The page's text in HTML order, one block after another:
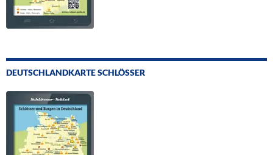
DEUTSCHLANDKARTE SCHLÖSSER